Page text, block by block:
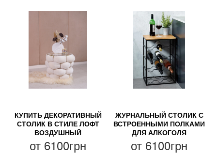
КУПИТЬ ДЕКОРАТИВНЫЙ
СТОЛИК В СТИЛЕ ЛОФТ
ВОЗДУШНЫЙ
от 6100грн
ЖУРНАЛЬНЫЙ СТОЛИК С
ВСТРОЕННЫМИ ПОЛКАМИ
ДЛЯ АЛКОГОЛЯ
от 6100грн